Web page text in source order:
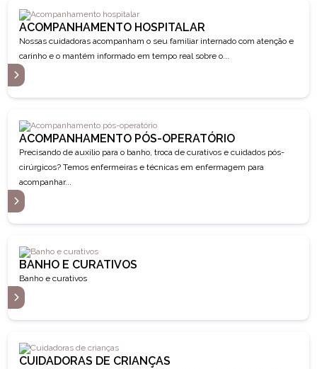
ACOMPANHAMENTO HOSPITALAR
Nossas cuidadoras acompanham o seu familiar internado com atenção e
carinho e o mantém informado em tempo real sobre o...
ACOMPANHAMENTO PÓS-OPERATÓRIO
Precisando de auxílio para o banho, troca de curativos e cuidados pós-
cirúrgicos? Temos enfermeiras e técnicas em enfermagem para
acompanhar...
BANHO E CURATIVOS
Banho e curativos
CUIDADORAS DE CRIANÇAS